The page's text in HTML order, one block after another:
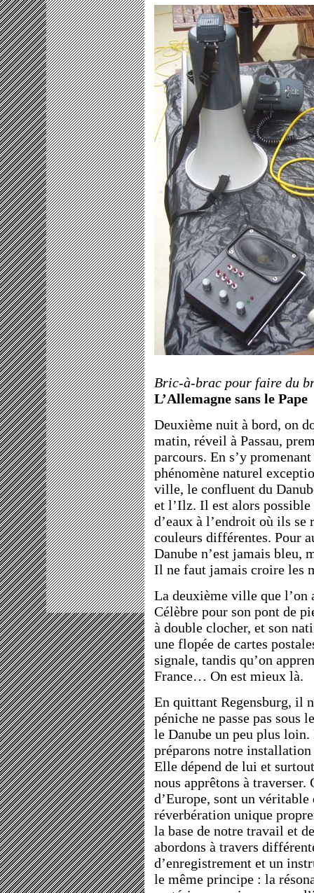
Bric-à-brac pour faire du
L’Allemagne sans le Pape
Deuxième nuit à bord, on
matin, réveil à Passau,
parcours. En s’y
phénomène naturel
ville, le confluent du
et l’Ilz. Il est alors
d’eaux à l’endroit où ils se
couleurs différentes. Pour
Danube n’est jamais bleu,
Il ne faut jamais croire les
La deuxième ville que l’on
Célèbre pour son pont de
à double clocher, et son
une flopée de cartes
signale, tandis qu’on
France… On est mieux là.
En quittant Regensburg, il
péniche ne passe pas sous
le Danube un peu plus loin.
préparons notre
Elle dépend de lui et
nous apprêtons à traverser.
d’Europe, sont un véritable
réverbération unique
la base de notre travail et
abordons à travers
d’enregistrement et un
le même principe : la